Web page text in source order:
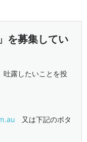
を募集してい
吐露したいことを投
又は下記のボタ